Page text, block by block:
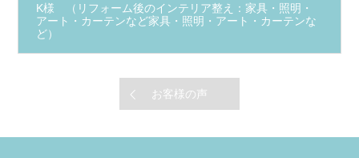
K様 （リフォーム後のインテリア整え：家具・照明・
アート・カーテンなど家具・照明・アート・カーテンな
ど）
お客様の声